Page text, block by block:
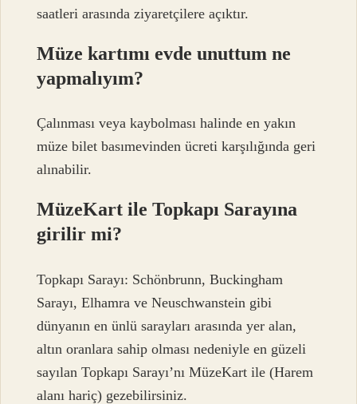
saatleri arasında ziyaretçilere açıktır.
Müze kartımı evde unuttum ne
yapmalıyım?
Çalınması veya kaybolması halinde en yakın
müze bilet basımevinden ücreti karşılığında geri
alınabilir.
MüzeKart ile Topkapı Sarayına
girilir mi?
Topkapı Sarayı: Schönbrunn, Buckingham
Sarayı, Elhamra ve Neuschwanstein gibi
dünyanın en ünlü sarayları arasında yer alan,
altın oranlara sahip olması nedeniyle en güzeli
sayılan Topkapı Sarayı’nı MüzeKart ile (Harem
alanı hariç) gezebilirsiniz.